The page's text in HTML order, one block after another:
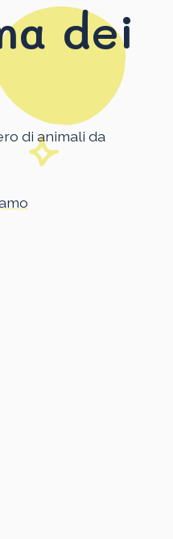
dei
di animali da